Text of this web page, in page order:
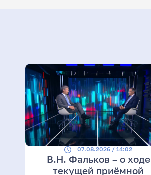
07.08.2026 / 14:02
В.Н. Фальков – о ходе
текущей приёмной